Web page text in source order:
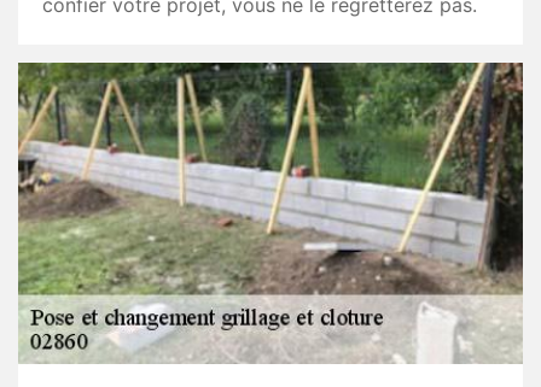
confier votre projet, vous ne le regretterez pas.